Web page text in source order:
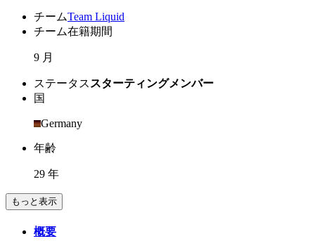
チームTeam Liquid
チーム在籍期間
9 月
ステータス スターティングメンバー
国
Germany
年齢
29 年
もっと表示
概要